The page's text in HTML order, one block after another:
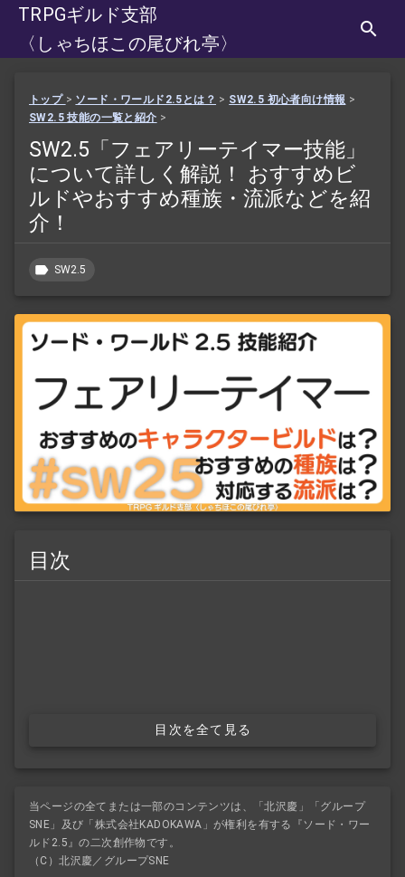
TRPGギルド支部
〈しゃちほこの尾びれ亭〉
トップ > ソード・ワールド2.5とは？ > SW2.5 初心者向け情報 >
SW2.5 技能の一覧と紹介 >
SW2.5「フェアリーテイマー技能」
について詳しく解説！ おすすめビ
ルドやおすすめ種族・流派などを紹
介！
SW2.5
目次
目次を全て見る
当ページの全てまたは一部のコンテンツは、「北沢慶」「グループ
SNE」及び「株式会社KADOKAWA」が権利を有する『ソード・ワー
ルド2.5』の二次創作物です。
（C）北沢慶／グループSNE